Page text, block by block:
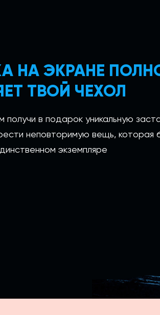
НА ЭКРАНЕ
ТВОЙ ЧЕХОЛ
получи в подарок уникальную
неповторимую вещь, которая
экземпляре